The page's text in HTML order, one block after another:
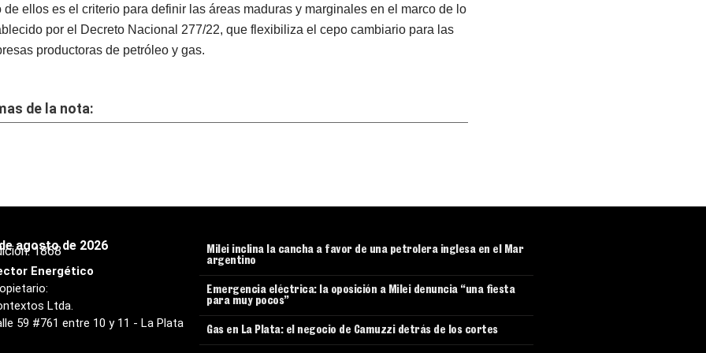
de ellos es el criterio para definir las áreas maduras y marginales en el marco de lo
por el Decreto Nacional 277/22, que flexibiliza el cepo cambiario para las
productoras de petróleo y gas.
de la nota:
agosto de 2026
1868
Energético
Ltda.
59 #761 entre 10 y 11 - La Plata
Milei inclina la cancha a favor de una petrolera inglesa en el Mar
argentino
Emergencia eléctrica: la oposición a Milei denuncia “una fiesta
para muy pocos”
Gas en La Plata: el negocio de Camuzzi detrás de los cortes